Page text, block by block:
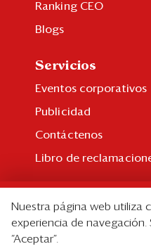
Ranking CEO
Blogs
Servicios
Eventos corporativos
Publicidad
Contáctenos
Libro de
Suscripción individual
Paquetes corporativos
Nuestra página web utiliza
experiencia de navegación.
“Aceptar”.